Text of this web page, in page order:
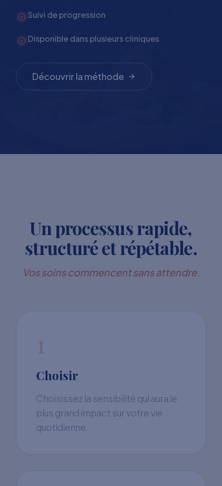
Suivi de progression
Disponible dans plusieurs cliniques
Découvrir la méthode
Un processus rapide,
structuré et répétable.
Vos soins commencent sans attendre.
1
Choisir
Choisissez la sensibilité qui aura le
plus grand impact sur votre vie
quotidienne.